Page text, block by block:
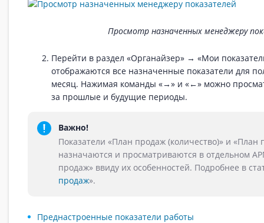
Просмотр назначенных менеджеру
Перейти в раздел «Органайзер» → «Мои
отображаются все назначенные показатели для
месяц. Нажимая команды «→» и «←» можно
за прошлые и будущие периоды.
Важно!
Показатели «План продаж (количество)» и «План
назначаются и просматриваются в отдельном
продаж» ввиду их особенностей. Подробнее в
продаж».
Преднастроенные показатели работы